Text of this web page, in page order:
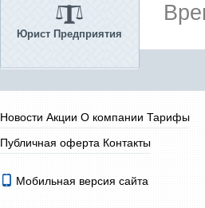
Юрист Предприятия
Новости Акции О компании Тарифы
Публичная оферта Контакты
Мобильная версия сайта